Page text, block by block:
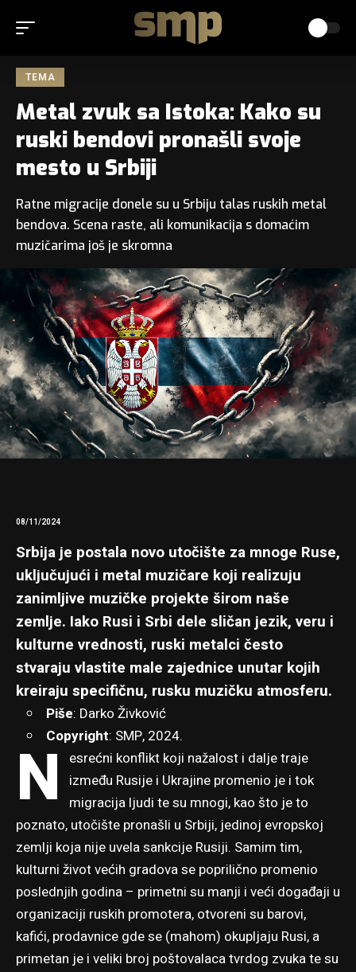
TEMA
Metal zvuk sa Istoka: Kako su
ruski bendovi pronašli svoje
mesto u Srbiji
Ratne migracije donele su u Srbiju talas ruskih metal
bendova. Scena raste, ali komunikacija s domaćim
muzičarima još je skromna
08/11/2024
Srbija je postala novo utočište za mnoge Ruse,
uključujući i metal muzičare koji realizuju
zanimljive muzičke projekte širom naše
zemlje. Iako Rusi i Srbi dele sličan jezik, veru i
kulturne vrednosti, ruski metalci često
stvaraju vlastite male zajednice unutar kojih
kreiraju specifičnu, rusku muzičku atmosferu.
Piše: Darko Živković
Copyright: SMP, 2024.
N
esrećni konflikt koji nažalost i dalje traje
između Rusije i Ukrajine promenio je i tok
migracija ljudi te su mnogi, kao što je to
poznato, utočište pronašli u Srbiji, jedinoj evropskoj
zemlji koja nije uvela sankcije Rusiji. Samim tim,
kulturni život većih gradova se poprilično promenio
poslednjih godina – primetni su manji i veći događaji u
organizaciji ruskih promotera, otvoreni su barovi,
kafići, prodavnice gde se (mahom) okupljaju Rusi, a
primetan je i veliki broj poštovalaca tvrdog zvuka te su